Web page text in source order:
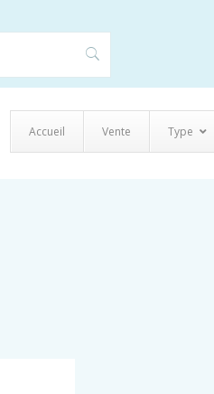
Accueil Vente Type